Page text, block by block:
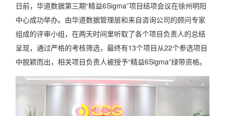
日前，华道数据第三期“精益6Sigma”项目结项会议在徐州明阳
中心成功举办。由华道数据管理层和来自咨询公司的顾问专家
组成的评审小组，在两天时间里听取了各个项目负责人的总结
呈现，通过严格的考核筛选，最终有13个项目从22个参选项目
中脱颖而出，相关项目负责人被授予“精益6Sigma”绿带资格。